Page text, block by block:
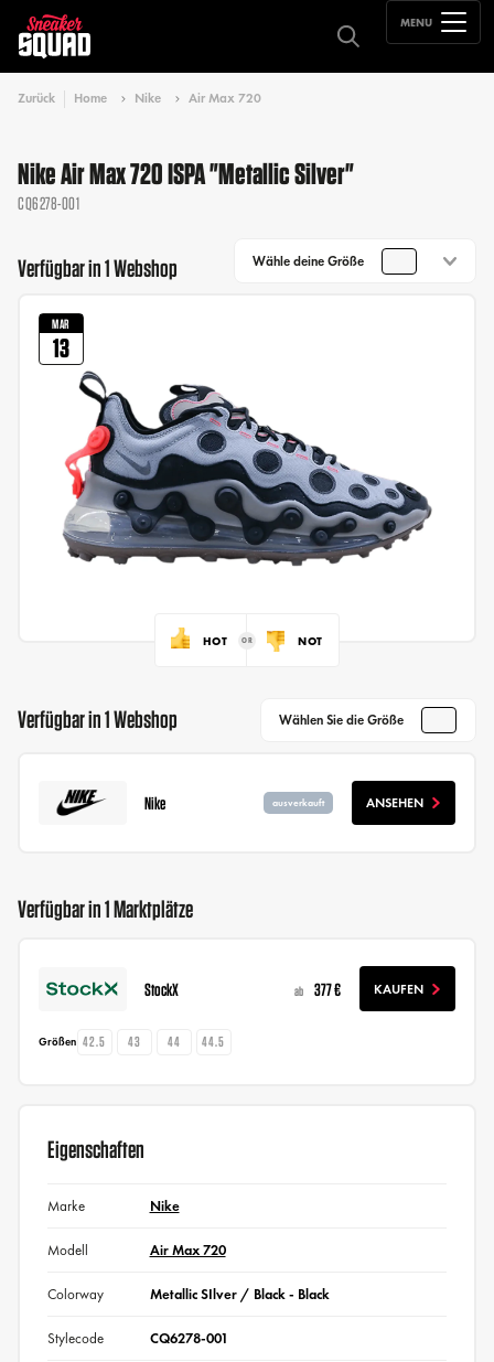
MENU
Zurück Home Nike Air Max 720
Nike Air Max 720 ISPA "Metallic Silver"
CQ6278-001
Verfügbar in 1 Webshop Wähle deine Größe
MAR
13
HOT NOT
Verfügbar in 1 Webshop Wählen Sie die Größe
Nike ausverkauft ANSEHEN
Verfügbar in 1 Marktplätze
StockX ab 377 € KAUFEN
Größen 42.5 43 44 44.5
Eigenschaften
Marke Nike
Modell Air Max 720
Colorway Metallic SIlver / Black - Black
Stylecode CQ6278-001